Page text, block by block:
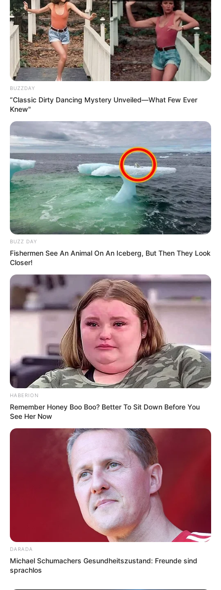
Naturparkzentrum Stromberg-Heuchelberg - Das
neu eröffnete Naturparkzentrum Stromberg-
Heuchelberg ist ein ideales Ausflugsziel für Jung
und Alt. Es bietet dem Besucher viele Informationen
über die Natur im Allgemeinen, wie auch speziell
über das Gebiet des Naturparks Stromberg-
Heuchelberg. Dazu gibt es reichlich
Informationsmaterial und viele Ausflugstipps über
die Region. Neben der Multivisionsshow sind es vor
schönen Elemente, wie eine kleine Kletterwand
oder ein Krabbeltunnel, welche das
Naturparkzentrum auszeichnen. Mit seiner Lage
mitten in der Natur und direkt am Stau- und Badesee
"Ehmetsklinge", ist das Naturparkzentrum darüber
hinaus ein super Ausgangspunkt für Wanderungen
in die Natur. So lässt sich z.B. der See auf
wunderschönen Rundwegen umwandern.
Informationen unterwww.naturpark-stromberg-heuc
helberg.de. Eingetragen von Christian Lutz.
MUSTANG Museum für die Zukunft - Erfahren Sie
authentisch und hautnah, wie sich eine der
führenden deutschen Modemarken entwickelte und
immer weiter entwickelt. In der Villa der
Gründerfamilie erwartet Sie Raum für Raum
Wissenswertes, Erstaunliches und Amüsantes rund
um das Thema Jeans und ihre Macher. Eingetragen
von Klaus Megerle. Leider gibt es hierzu im Internet
keine aktuellen Informationen mehr.
Museum Römerhaus in Walheim - Mehrere Reste
römischer Bauwerke und die vollständig erhaltenen
Grundmauern eines römisches Hauses mit
Fußbodenheizung wurden zwischen 1980 und 1988
freigelegt. Das Hauptgebäude wurde deshalb mit
einem Schutzhaus überbaut und als Museum über
die Römerzeit hergerichtet. Informationen unter
w.roemerhaus.com
Urmensch-Museum in Steinheim an der Murr - Ein
rund 250.000 Jahre alter Menschenschädel, der
1933 in Steinheim gefunden wurde und auch als
Homo steinheimensis bezeichnet wird, war der
Grund für die Gründung des Museums. Neben dem
besagten Schädel gibt es aber noch viele weitere
Funde und Exponate zu sehen, die von der
Altsteinzeit bis zur letzten Eiszeit reichen.
Informationen unterde.wikipedia.org/ wiki/Urmensch
BUZZDAY
“Classic Dirty Dancing Mystery Unveiled—What Few Ever
Knew"
BUZZ DAY
Fishermen See An Animal On An Iceberg, But Then They Look
Closer!
HABERION
Remember Honey Boo Boo? Better To Sit Down Before You
See Her Now
DARADA
Michael Schumachers Gesundheitszustand: Freunde sind
sprachlos